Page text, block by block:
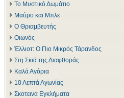
Το Μυστικό Δωμάτιο
Μαύρο και Μπλε
Ο Θριαμβευτής
Οιωνός
Έλλιοτ: Ο Πιο Μικρός Τάρανδος
Στη Σκιά της Διαφθοράς
Καλά Αγόρια
10 Λεπτά Αγωνίας
Σκοτεινά Εγκλήματα